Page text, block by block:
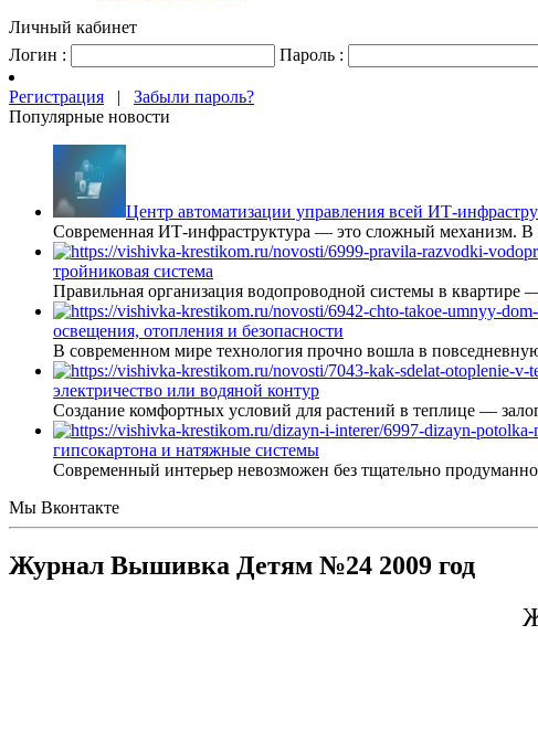
Личный кабинет
Логин :
Пароль :
Регистрация | Забыли пароль?
Популярные новости
Центр автоматизации управления всей ИТ-
Современная ИТ-инфраструктура — это сложный механизм. В
тройниковая система
Правильная организация водопроводной системы в квартире
освещения, отопления и безопасности
В современном мире технология прочно вошла в
электричество или водяной контур
Создание комфортных условий для растений в теплице —
гипсокартона и натяжные системы
Современный интерьер невозможен без тщательно
Мы Вконтакте
Журнал Вышивка Детям №24 2009 год